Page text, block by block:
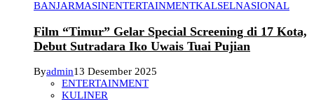
BANJARMASINENTERTAINMENTKALSELNASIONAL
Film “Timur” Gelar Special Screening di 17 Kota,
Debut Sutradara Iko Uwais Tuai Pujian
Byadmin13 Desember 2025
ENTERTAINMENT
KULINER